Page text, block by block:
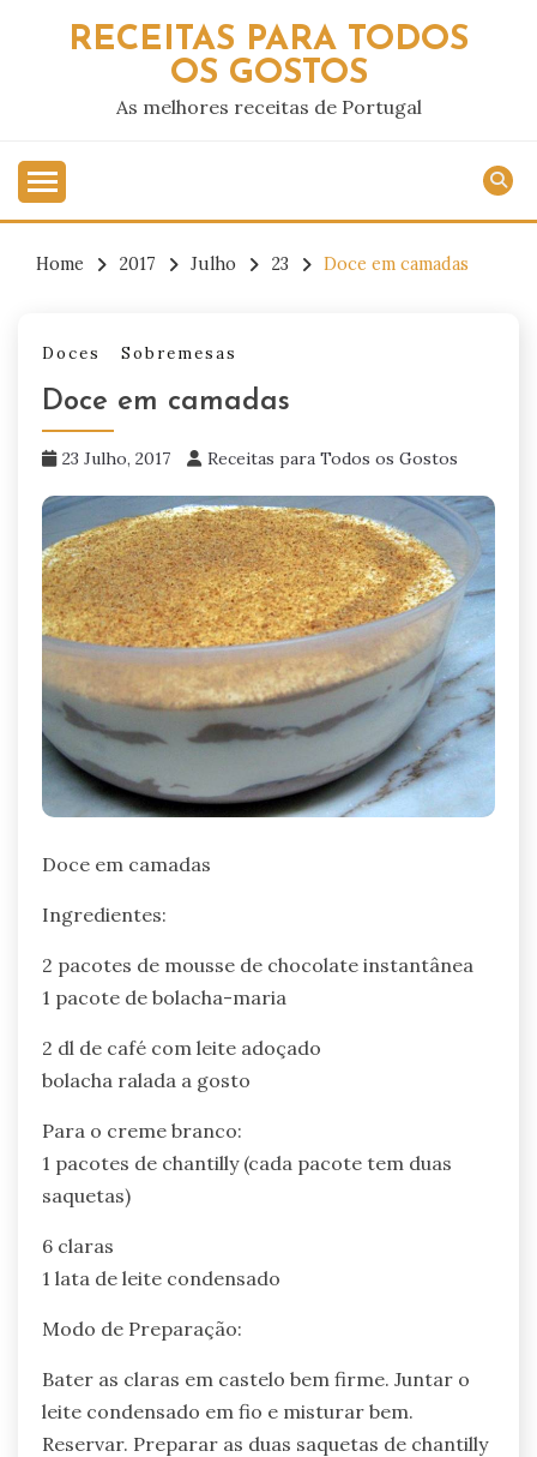
RECEITAS PARA TODOS
OS GOSTOS
As melhores receitas de Portugal
Home 2017 Julho 23 Doce em camadas
Doces Sobremesas
Doce em camadas
23 Julho, 2017 Receitas para Todos os Gostos
Doce em camadas
Ingredientes:
2 pacotes de mousse de chocolate instantânea
1 pacote de bolacha-maria
2 dl de café com leite adoçado
bolacha ralada a gosto
Para o creme branco:
1 pacotes de chantilly (cada pacote tem duas
saquetas)
6 claras
1 lata de leite condensado
Modo de Preparação:
Bater as claras em castelo bem firme. Juntar o
leite condensado em fio e misturar bem.
Reservar. Preparar as duas saquetas de chantilly